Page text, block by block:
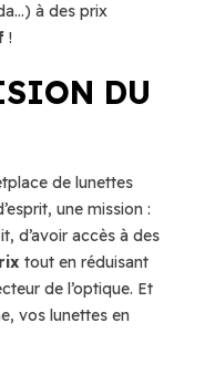
à des prix
!
DU
de lunettes
une mission :
d’avoir accès à des
tout en réduisant
de l’optique. Et
vos lunettes en